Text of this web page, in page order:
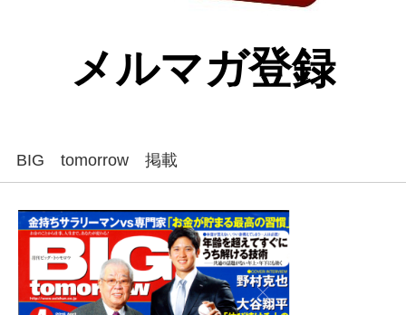
メルマガ登録
BIG tomorrow 掲載